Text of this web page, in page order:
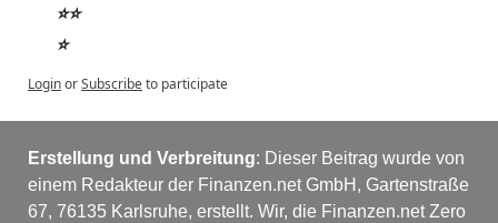
⭐⭐
⭐
LoginorSubscribeto participate
Erstellung und Verbreitung: Dieser Beitrag wurde von
einem Redakteur der Finanzen.net GmbH, Gartenstraße
67, 76135 Karlsruhe, erstellt. Wir, die Finanzen.net Zero